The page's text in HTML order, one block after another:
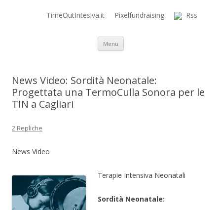
Time Out Intensiva Blog
il tempo e la memoria in terapia intensiva
TimeOutIntesiva.it Pixelfundraising Rss
Menu Vai al contenuto
News Video: Sordità Neonatale:
Progettata una TermoCulla Sonora per le
TIN a Cagliari
2 Repliche
News Video
Terapie Intensiva Neonatali
Sordità Neonatale: